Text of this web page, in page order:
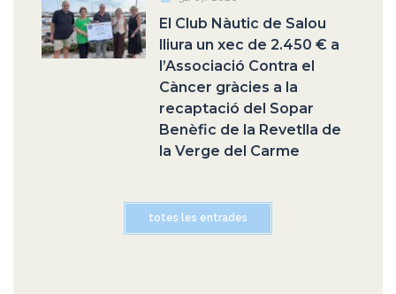
El Club Nàutic de Salou
lliura un xec de 2.450 € a
l’Associació Contra el
Càncer gràcies a la
recaptació del Sopar
Benèfic de la Revetlla de
la Verge del Carme
totes les entrades